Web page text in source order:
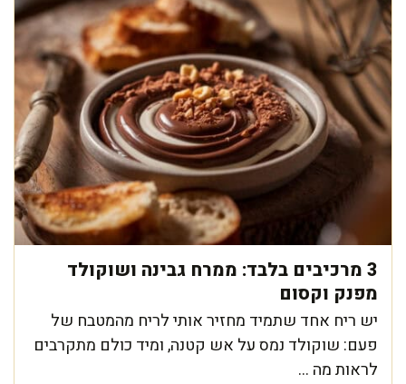
3 מרכיבים בלבד: ממרח גבינה ושוקולד
מפנק וקסום
יש ריח אחד שתמיד מחזיר אותי לריח מהמטבח של
פעם: שוקולד נמס על אש קטנה, ומיד כולם מתקרבים
לראות מה ...